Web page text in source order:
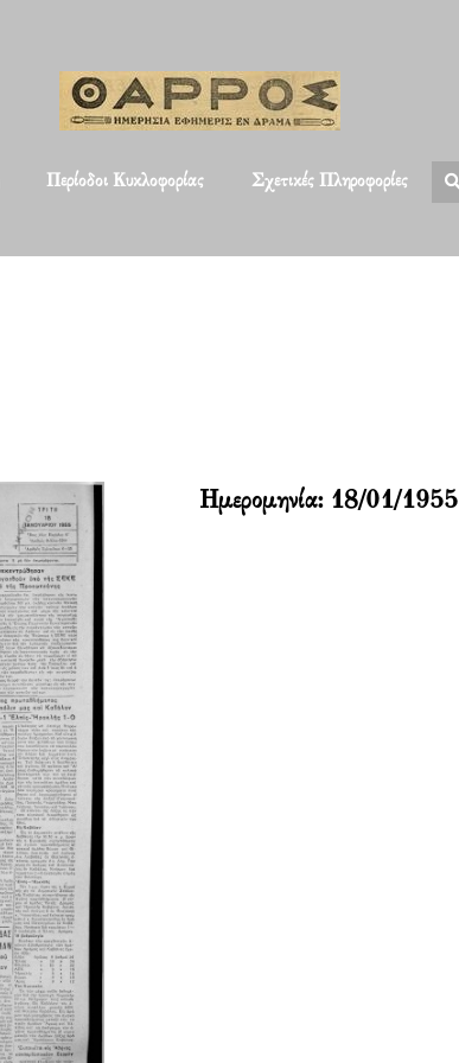
Περίοδοι Κυκλοφορίας Σχετικές Πληροφορίες
Ημερομηνία: 18/01/1955